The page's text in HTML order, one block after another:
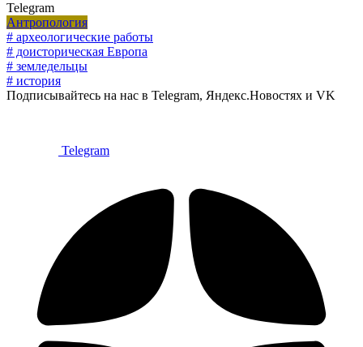
Telegram
Антропология
# археологические работы
# доисторическая Европа
# земледельцы
# история
Подписывайтесь на нас в Telegram, Яндекс.Новостях и VK
Telegram